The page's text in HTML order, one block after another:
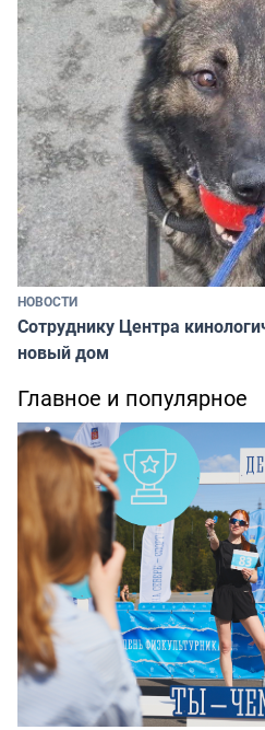
НОВОСТИ
Сотруднику Центра
новый дом
Главное и популярное